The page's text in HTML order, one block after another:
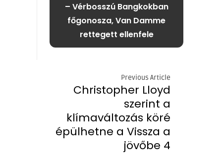
– Vérbosszú Bangkokban
főgonosza, Van Damme
rettegett ellenfele
Previous Article
Christopher Lloyd
szerint a
klímaváltozás köré
épülhetne a Vissza a
jövőbe 4